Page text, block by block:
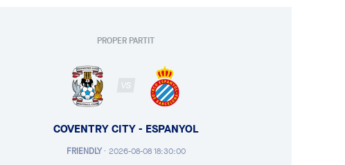
PROPER PARTIT
VS
COVENTRY CITY - ESPANYOL
FRIENDLY· 2026-08-08 18:30:00